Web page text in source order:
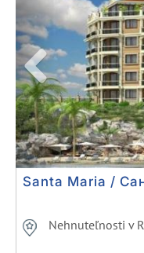
Santa Maria /
Nehnuteľnosti v